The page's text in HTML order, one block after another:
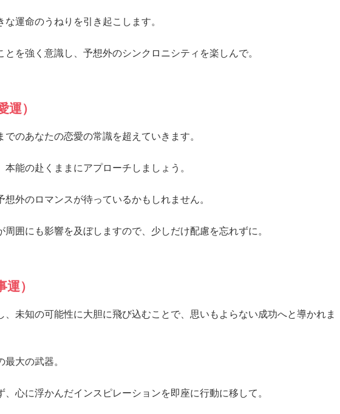
運命のうねりを引き起こします。
を強く意識し、予想外のシンクロニシティを楽しんで。
運）
のあなたの恋愛の常識を超えていきます。
能の赴くままにアプローチしましょう。
外のロマンスが待っているかもしれません。
囲にも影響を及ぼしますので、少しだけ配慮を忘れずに。
）
、未知の可能性に大胆に飛び込むことで、思いもよらない成功へと導かれま
大の武器。
心に浮かんだインスピレーションを即座に行動に移して。